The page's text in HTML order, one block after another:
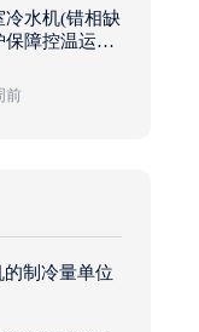
冷水机(错相缺
保障控温运行
前
制冷量单位